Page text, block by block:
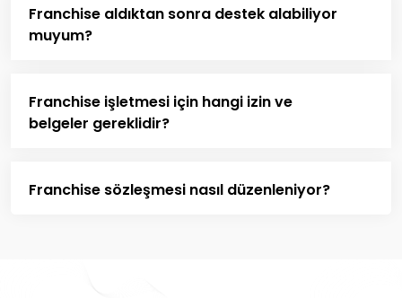
Franchise aldıktan sonra destek alabiliyor
muyum?
Franchise işletmesi için hangi izin ve
belgeler gereklidir?
Franchise sözleşmesi nasıl düzenleniyor?